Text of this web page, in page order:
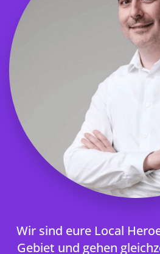
Wir sind eure Local
Gebiet und gehen